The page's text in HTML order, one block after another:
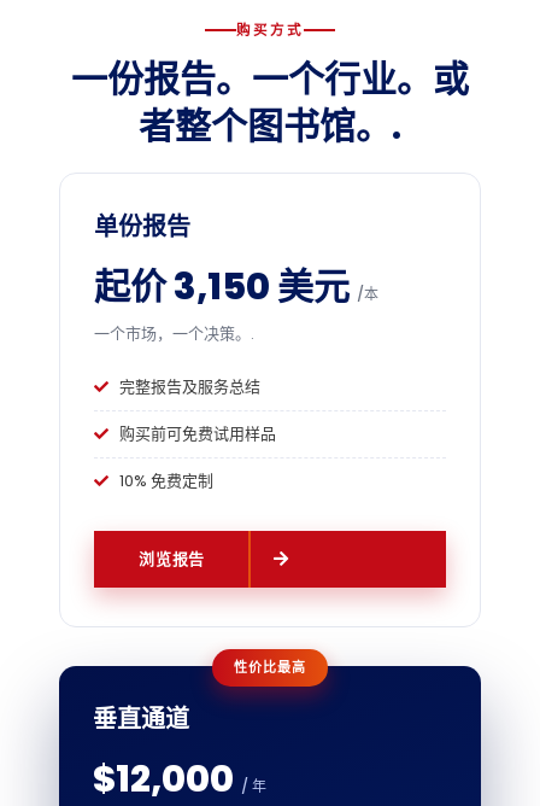
购买方式
一份报告。一个行业。或
者整个图书馆。.
单份报告
起价 3,150 美元 /本
一个市场，一个决策。.
完整报告及服务总结
购买前可免费试用样品
10% 免费定制
浏览报告
性价比最高
垂直通道
$12,000 / 年